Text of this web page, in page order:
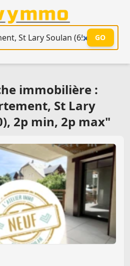
GO
immobilière :
St Lary
2p min, 2p max"